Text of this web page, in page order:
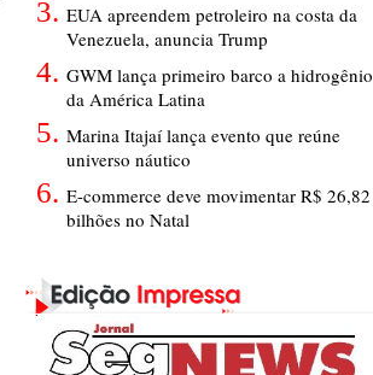
EUA apreendem petroleiro na costa da
Venezuela, anuncia Trump
GWM lança primeiro barco a hidrogênio
da América Latina
Marina Itajaí lança evento que reúne
universo náutico
E-commerce deve movimentar R$ 26,82
bilhões no Natal